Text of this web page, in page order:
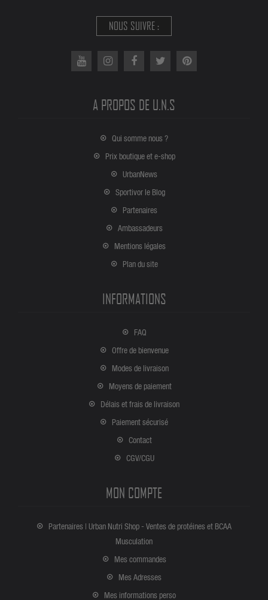
NOUS SUIVRE :
A PROPOS DE U.N.S
Qui somme nous ?
Prix boutique et e-shop
UrbanNews
Sportivor le Blog
Partenaires
Ambassadeurs
Mentions légales
Plan du site
INFORMATIONS
FAQ
Offre de bienvenue
Modes de livraison
Moyens de paiement
Délais et frais de livraison
Paiement sécurisé
Contact
CGV/CGU
MON COMPTE
Partenaires | Urban Nutri Shop - Ventes de protéines et BCAA
Musculation
Mes commandes
Mes Adresses
Mes informations perso